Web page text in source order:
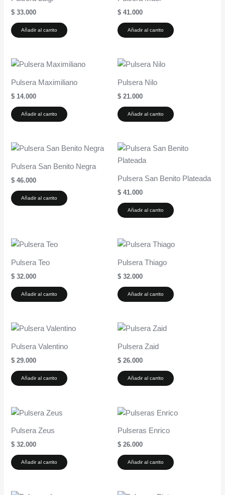
$ 33.000
Añadir al carrito
$ 41.000
Añadir al carrito
Pulsera Maximiliano
$ 14.000
Añadir al carrito
Pulsera Nilo
$ 21.000
Añadir al carrito
Pulsera San Benito Negra
$ 46.000
Añadir al carrito
Pulsera San Benito Plateada
$ 41.000
Añadir al carrito
Pulsera Teo
$ 32.000
Añadir al carrito
Pulsera Thiago
$ 32.000
Añadir al carrito
Pulsera Valentino
$ 29.000
Añadir al carrito
Pulsera Zaid
$ 26.000
Añadir al carrito
Pulsera Zeus
$ 32.000
Añadir al carrito
Pulseras Enrico
$ 26.000
Añadir al carrito